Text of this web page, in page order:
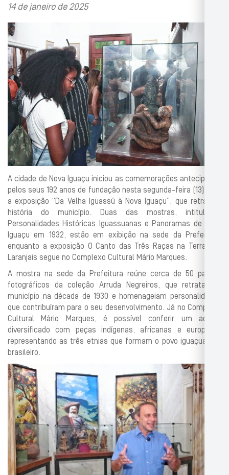
14 de janeiro de 2025
A cidade de Nova Iguaçu iniciou as comemorações antecipadas
pelos seus 192 anos de fundação nesta segunda-feira (13) com
a exposição “Da Velha Iguassú à Nova Iguaçu”, que retrata a
história do município. Duas das mostras, intituladas
Personalidades Históricas Iguassuanas e Panoramas de Nova
Iguaçu em 1932, estão em exibição na sede da Prefeitura,
enquanto a exposição O Canto das Três Raças na Terra dos
Laranjais segue no Complexo Cultural Mário Marques.
A mostra na sede da Prefeitura reúne cerca de 50 painéis
fotográficos da coleção Arruda Negreiros, que retratam o
município na década de 1930 e homenageiam personalidades
que contribuíram para o seu desenvolvimento. Já no Complexo
Cultural Mário Marques, é possível conferir um acervo
diversificado com peças indígenas, africanas e europeias,
representando as três etnias que formam o povo iguaçuano e
brasileiro.